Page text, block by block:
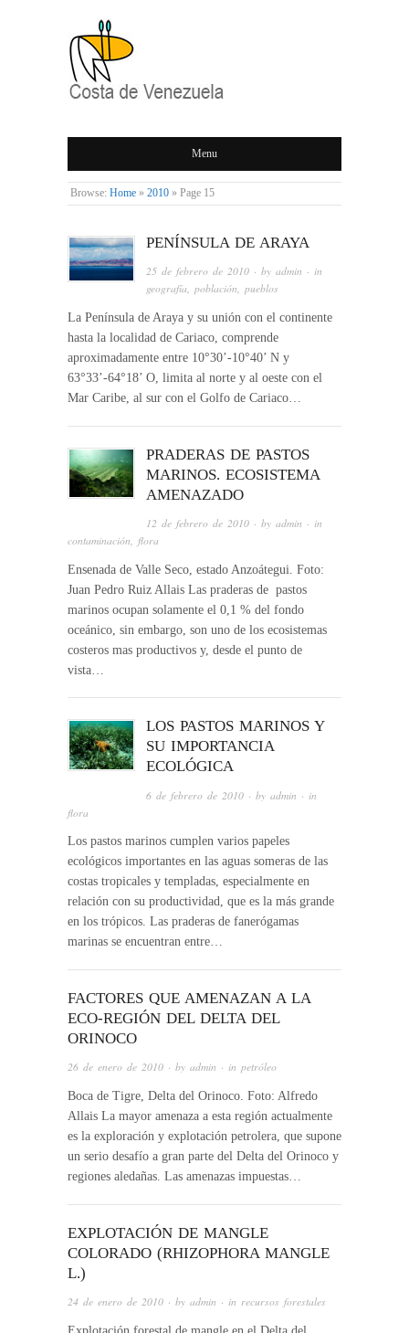
COSTA DE
VENEZUELA
Menu
Browse: Home » 2010 » Page 15
PENÍNSULA DE ARAYA
25 de febrero de 2010 · byadmin · in
geografía,población,pueblos
La Península de Araya y su unión con el continente
hasta la localidad de Cariaco, comprende
aproximadamente entre 10°30’-10°40’ N y
63°33’-64°18’ O, limita al norte y al oeste con el
Mar Caribe, al sur con el Golfo de Cariaco…
PRADERAS DE PASTOS
MARINOS. ECOSISTEMA
AMENAZADO
12 de febrero de 2010 · byadmin · in
contaminación
flora
Ensenada de Valle Seco, estado Anzoátegui. Foto:
Juan Pedro Ruiz Allais Las praderas de pastos
marinos ocupan solamente el 0,1 % del fondo
oceánico, sin embargo, son uno de los ecosistemas
costeros mas productivos y, desde el punto de
vista…
LOS PASTOS MARINOS Y
SU IMPORTANCIA
ECOLÓGICA
6 de febrero de 2010 · byadmin · in
flora
Los pastos marinos cumplen varios papeles
ecológicos importantes en las aguas someras de las
costas tropicales y templadas, especialmente en
relación con su productividad, que es la más grande
en los trópicos. Las praderas de fanerógamas
marinas se encuentran entre…
FACTORES QUE AMENAZAN A LA
ECO-REGIÓN DEL DELTA DEL
ORINOCO
26 de enero de 2010 · by admin · in petróleo
Boca de Tigre, Delta del Orinoco. Foto: Alfredo
Allais La mayor amenaza a esta región actualmente
es la exploración y explotación petrolera, que supone
un serio desafío a gran parte del Delta del Orinoco y
regiones aledañas. Las amenazas impuestas…
EXPLOTACIÓN DE MANGLE
COLORADO (RHIZOPHORA MANGLE
L.)
24 de enero de 2010 · by admin · in recursos forestales